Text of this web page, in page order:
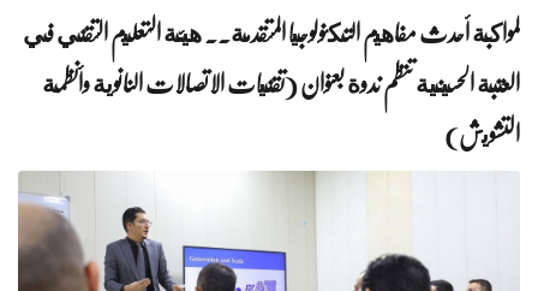
لمواكبة أحدث مفاهيم التكنولوجيا المتقدمة.. هيئة التعليم التقني في
العتبة الحسينية تنظم ندوة بعنوان (تقنيات الاتصالات النانوية وأنظمة
التشويش)